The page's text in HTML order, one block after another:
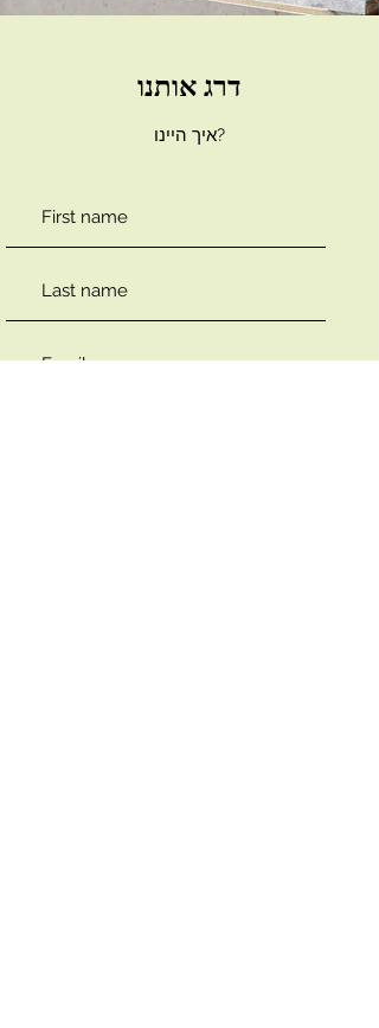
דרג אותנו
איך היינו?